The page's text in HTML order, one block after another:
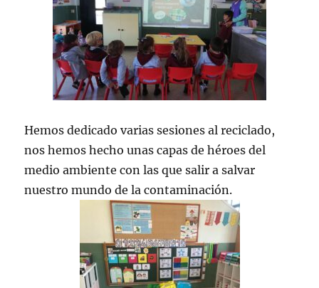
Hemos dedicado varias sesiones al reciclado,
nos hemos hecho unas capas de héroes del
medio ambiente con las que salir a salvar
nuestro mundo de la contaminación.